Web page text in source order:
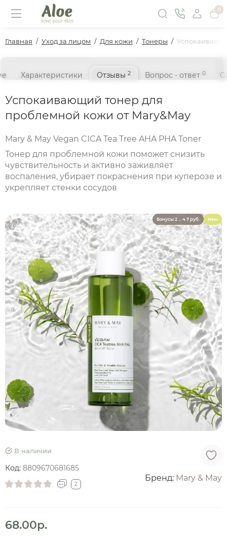
0
Главная Уход за лицом Для кожи Тонеры
Характеристики Отзывы 2 Вопрос - ответ 0
Успокаивающий тонер для
проблемной кожи от Mary&May
Mary & May Vegan CICA Tea Tree AHA PHA Toner
Тонер для проблемной кожи поможет снизить
чувствительность и активно заживляет
воспаления, убирает покраснения при куперозе и
укрепляет стенки сосудов
Бонусы 2 ... 4.7 руб. New
В наличии
Код: 8809670681685
2
Бренд: Mary & May
68.00р.